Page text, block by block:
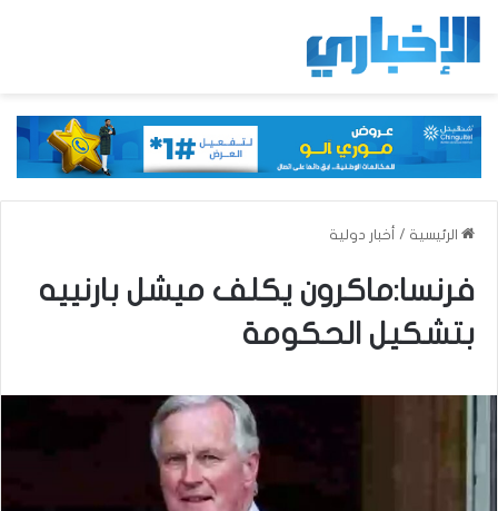
الرئيسية / أخبار دولية
فرنسا:ماكرون يكلف ميشل بارنييه
بتشكيل الحكومة